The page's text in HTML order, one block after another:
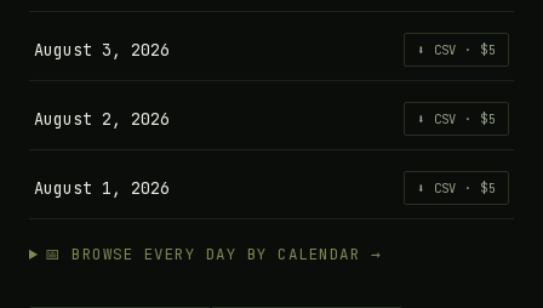
August 3, 2026 ⬇ CSV · $5
August 2, 2026 ⬇ CSV · $5
August 1, 2026 ⬇ CSV · $5
📅 BROWSE EVERY DAY BY CALENDAR →